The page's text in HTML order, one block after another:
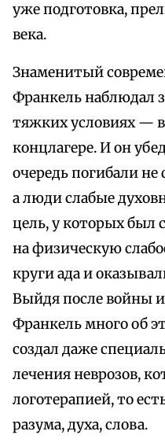
уже подготовка,
века.
Знаменитый
Франкель наблюдал
тяжких условиях —
концлагере. И он
очередь погибали
а люди слабые
цель, у которых был
на физическую
круги ада и
Выйдя после войны
Франкель много об
создал даже
лечения неврозов,
логотерапией, то
разума, духа, слова.